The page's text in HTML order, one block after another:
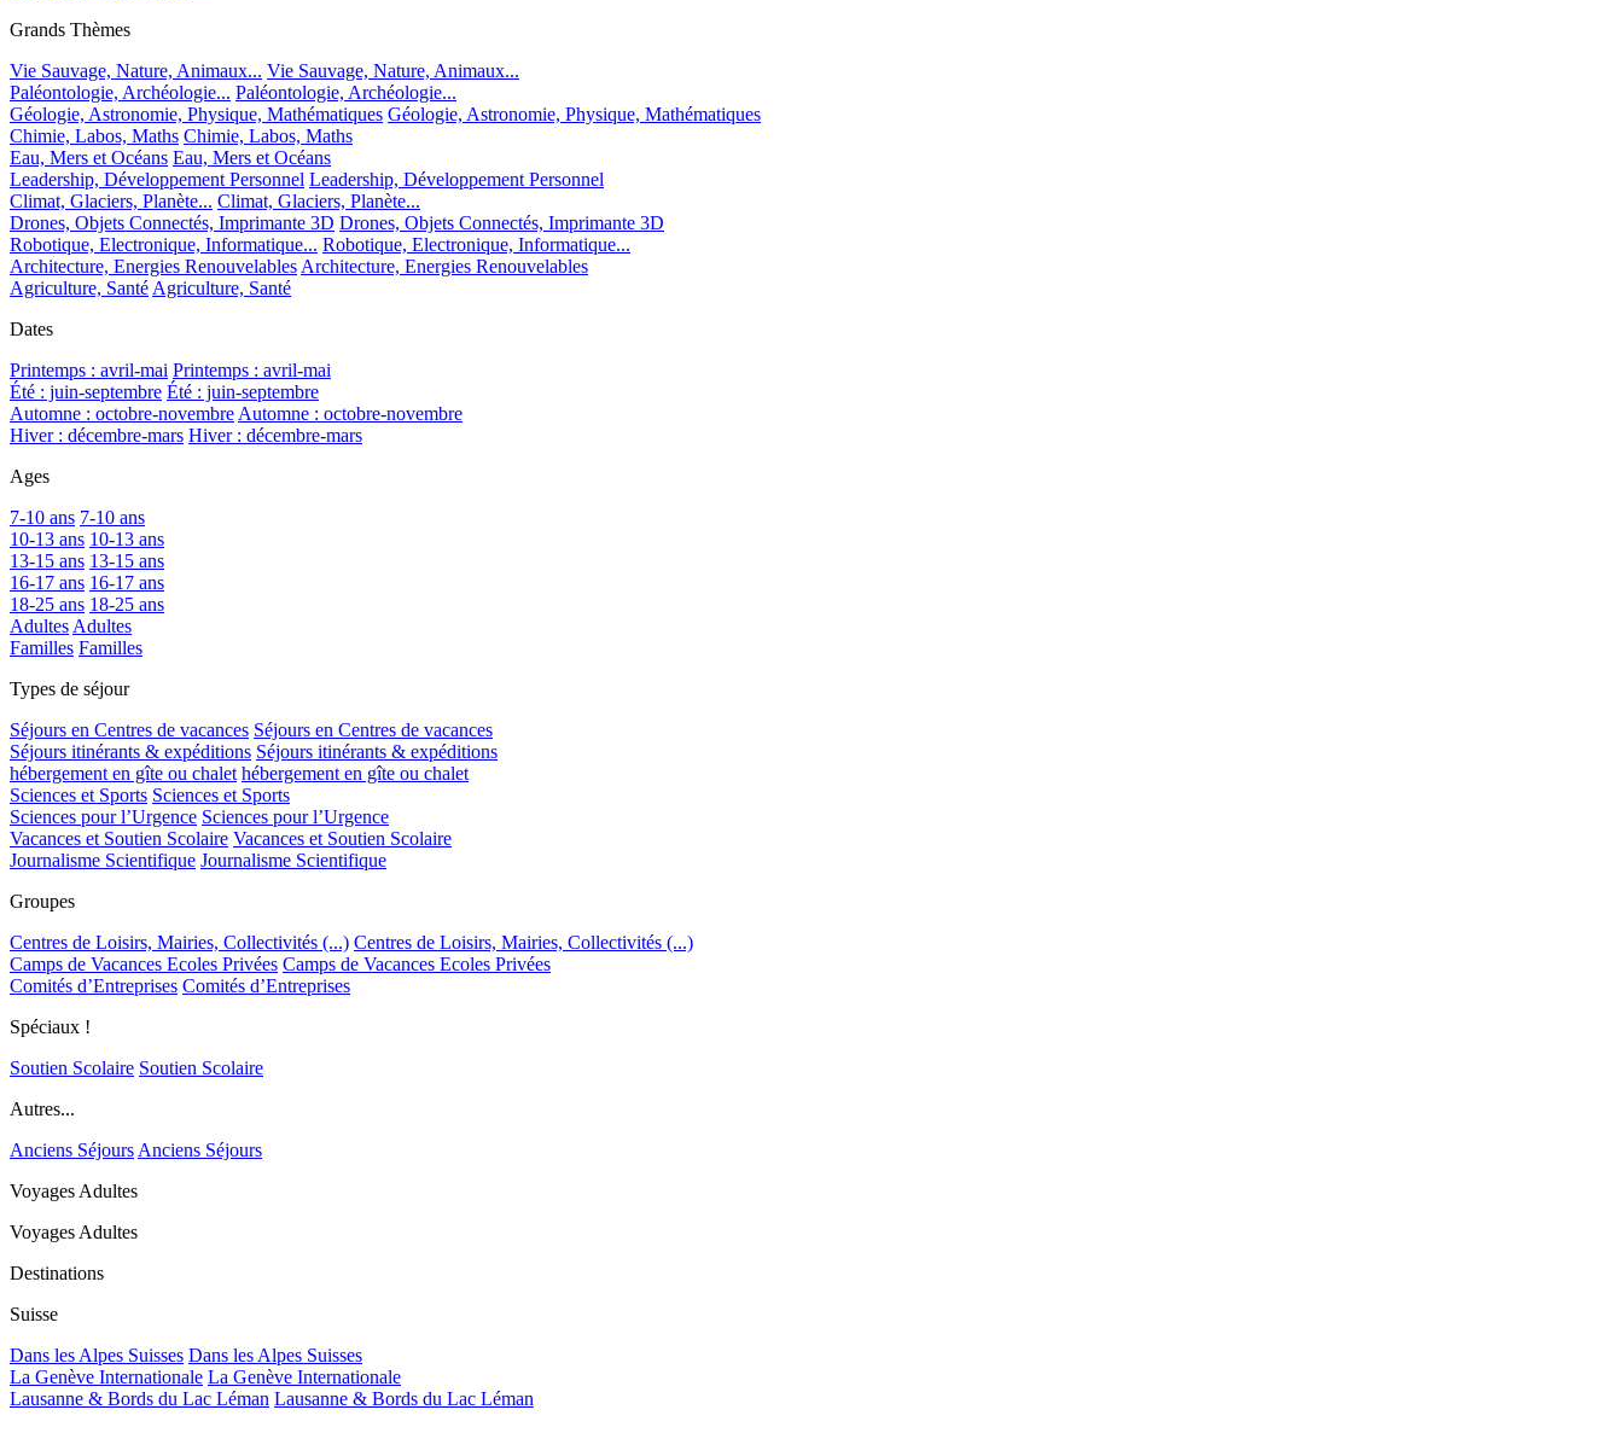
Grands Thèmes
Vie Sauvage, Nature, Animaux... Vie Sauvage, Nature, Animaux...
Paléontologie, Archéologie... Paléontologie, Archéologie...
Géologie, Astronomie, Physique, Mathématiques Géologie, Astronomie, Physique, Mathématiques
Chimie, Labos, Maths Chimie, Labos, Maths
Eau, Mers et Océans Eau, Mers et Océans
Leadership, Développement Personnel Leadership, Développement Personnel
Climat, Glaciers, Planète... Climat, Glaciers, Planète...
Drones, Objets Connectés, Imprimante 3D Drones, Objets Connectés, Imprimante 3D
Robotique, Electronique, Informatique... Robotique, Electronique, Informatique...
Architecture, Energies Renouvelables Architecture, Energies Renouvelables
Agriculture, Santé Agriculture, Santé
Dates
Printemps : avril-mai Printemps : avril-mai
Été : juin-septembre Été : juin-septembre
Automne : octobre-novembre Automne : octobre-novembre
Hiver : décembre-mars Hiver : décembre-mars
Ages
7-10 ans 7-10 ans
10-13 ans 10-13 ans
13-15 ans 13-15 ans
16-17 ans 16-17 ans
18-25 ans 18-25 ans
Adultes Adultes
Familles Familles
Types de séjour
Séjours en Centres de vacances Séjours en Centres de vacances
Séjours itinérants & expéditions Séjours itinérants & expéditions
hébergement en gîte ou chalet hébergement en gîte ou chalet
Sciences et Sports Sciences et Sports
Sciences pour l’Urgence Sciences pour l’Urgence
Vacances et Soutien Scolaire Vacances et Soutien Scolaire
Journalisme Scientifique Journalisme Scientifique
Groupes
Centres de Loisirs, Mairies, Collectivités (...) Centres de Loisirs, Mairies, Collectivités (...)
Camps de Vacances Ecoles Privées Camps de Vacances Ecoles Privées
Comités d’Entreprises Comités d’Entreprises
Spéciaux !
Soutien Scolaire Soutien Scolaire
Autres...
Anciens Séjours Anciens Séjours
Voyages Adultes
Voyages Adultes
Destinations
Suisse
Dans les Alpes Suisses Dans les Alpes Suisses
La Genève Internationale La Genève Internationale
Lausanne & Bords du Lac Léman Lausanne & Bords du Lac Léman